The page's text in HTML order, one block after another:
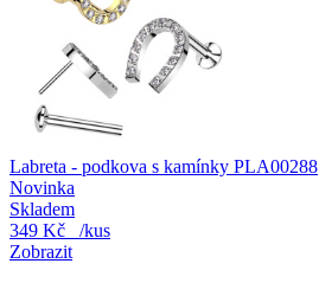
Labreta - podkova s kamínky PLA00288
Novinka
Skladem
349 Kč
/kus
Zobrazit